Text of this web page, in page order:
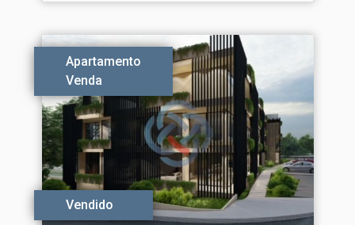
Apartamento
Venda
Vendido